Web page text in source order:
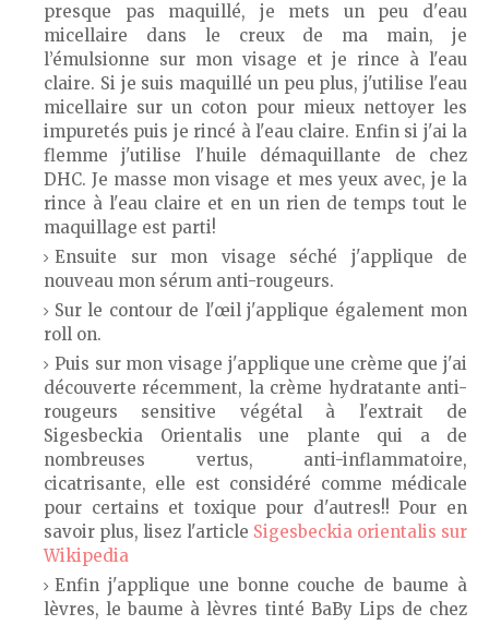
presque pas maquillé, je mets un peu d'eau
micellaire dans le creux de ma main, je
l’émulsionne sur mon visage et je rince à l'eau
claire. Si je suis maquillé un peu plus, j'utilise l'eau
micellaire sur un coton pour mieux nettoyer les
impuretés puis je rincé à l'eau claire. Enfin si j'ai la
flemme j'utilise l'huile démaquillante de chez
DHC. Je masse mon visage et mes yeux avec, je la
rince à l'eau claire et en un rien de temps tout le
maquillage est parti!
Ensuite sur mon visage séché j'applique de
nouveau mon sérum anti-rougeurs.
Sur le contour de l'œil j'applique également mon
roll on.
Puis sur mon visage j'applique une crème que j'ai
découverte récemment, la crème hydratante anti-
rougeurs sensitive végétal à l'extrait de
Sigesbeckia Orientalis une plante qui a de
nombreuses vertus, anti-inflammatoire,
cicatrisante, elle est considéré comme médicale
pour certains et toxique pour d'autres!! Pour en
savoir plus, lisez l'article Sigesbeckia orientalis sur
Wikipedia
Enfin j'applique une bonne couche de baume à
lèvres, le baume à lèvres tinté BaBy Lips de chez